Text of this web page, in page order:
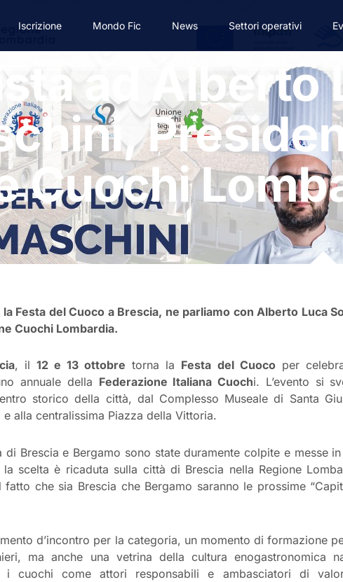
Iscrizione Mondo Fic News Settori operativi
ad Alberto
Cuochi
Festa del Cuoco a Brescia, ne parliamo con Alberto Luca
Cuochi Lombardia.
, il 12 e 13 ottobre torna la Festa del Cuocoper
annuale della Federazione Italiana Cuochi. L’evento si
storico della città, dal Complesso Museale di Santa
alla centralissima Piazza della Vittoria.
di Brescia e Bergamo sono state duramente colpite e messe
scelta è ricaduta sulla città di Brescia nella Regione
che sia Brescia che Bergamo saranno le prossime
d’incontro per la categoria, un momento di formazione
ma anche una vetrina della cultura enogastronomica
i cuochi come attori responsabili e ambasciatori di